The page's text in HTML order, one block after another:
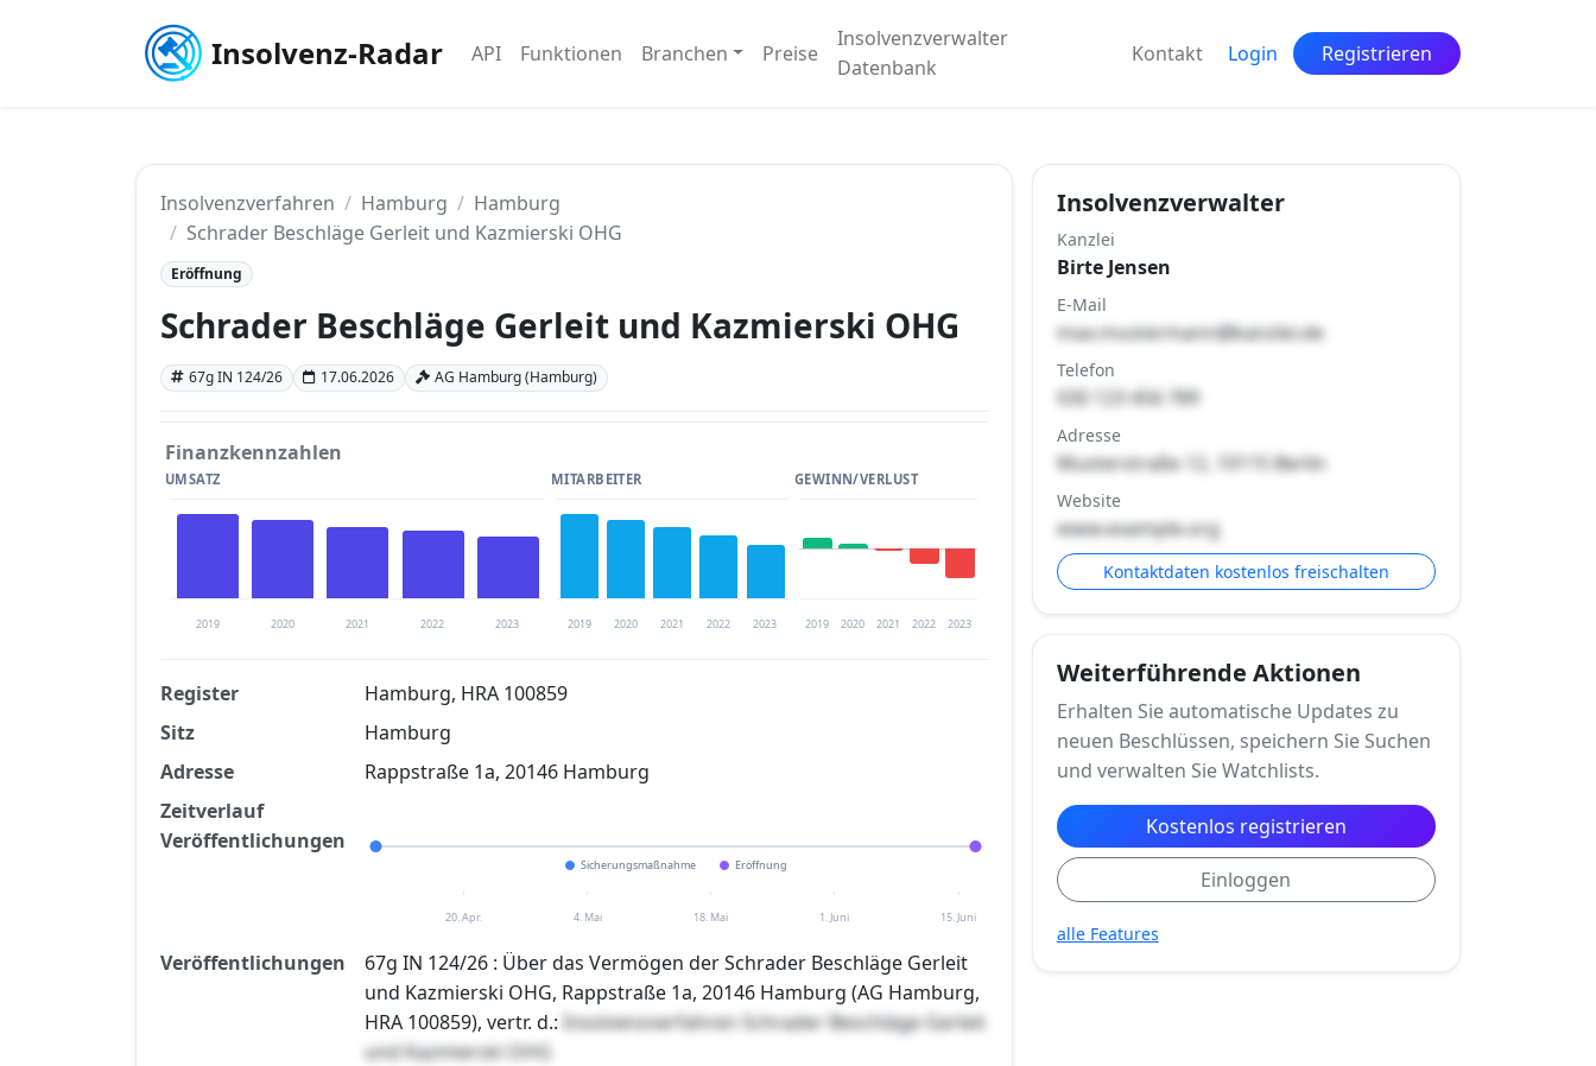
Insolvenz-Radar API Funktionen Branchen Preise
Insolvenzverwalter
Datenbank
Kontakt Login Registrieren
Insolvenzverfahren Hamburg
Hamburg
Schrader Beschläge Gerleit und Kazmierski OHG
Eröffnung
Schrader Beschläge Gerleit und Kazmierski OHG
67g IN 124/26 17.06.2026 AG Hamburg (Hamburg)
Finanzkennzahlen
UMSATZ
2019 2020 2021 2022 2023
MITARBEITER
2019 2020 2021 2022 2023
GEWINN/VERLUST
2019 2020 2021 2022 2023
Finanzkennzahlen nach kostenloser Registrierung verfügbar
Jetzt kostenlos registrieren
Register
Hamburg, HRA 100859
Sitz
Hamburg
Adresse
Rappstraße 1a, 20146 Hamburg
Zeitverlauf
Veröffentlichungen
Sicherungsmaßnahme Eröffnung
20. Apr. 4. Mai 18. Mai 1. Juni 15. Juni
Veröffentlichungen
67g IN 124/26 : Über das Vermögen der Schrader Beschläge Gerleit
und Kazmierski OHG, Rappstraße 1a, 20146 Hamburg (AG Hamburg,
HRA 100859), vertr. d.: Insolvenzverfahren Schrader Beschläge Gerleit
und Kazmierski OHG
Insolvenzverwalter
Kanzlei
Birte Jensen
E-Mail
max.mustermann@kanzlei.de
Telefon
030 123 456 789
Adresse
Musterstraße 12, 10115 Berlin
Website
www.example.org
Kontaktdaten kostenlos freischalten
Weiterführende Aktionen
Erhalten Sie automatische Updates zu
neuen Beschlüssen, speichern Sie Suchen
und verwalten Sie Watchlists.
Kostenlos registrieren
Einloggen
alle Features